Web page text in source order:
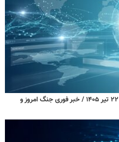
اخبار روز ایران و جهان امروز دوشنبه ۲۲ تیر ۱۴۰۵ / خبر فوری جنگ امروز و